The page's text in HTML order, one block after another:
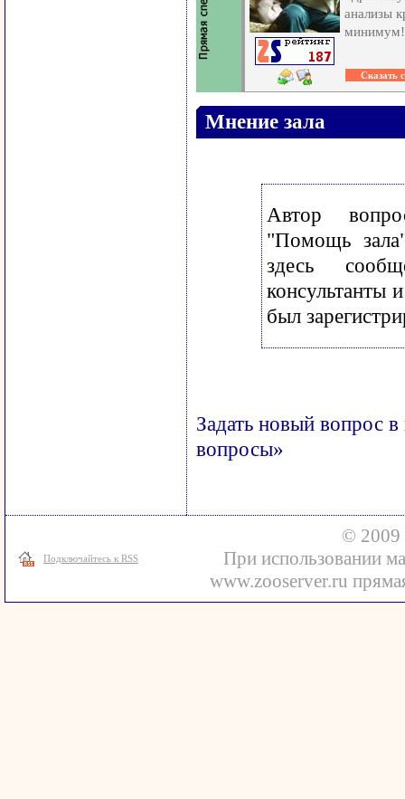
анализы
Мнение зала
Автор
"Помощь
здесь
консультанты
был
Задать новый вопрос
вопросы»
Подключайтесь к RSS
© 2009
При использовании
www.zooserver.ru